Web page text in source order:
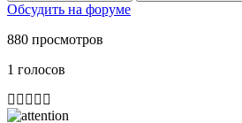
Обсудить на форуме
880 просмотров
1 голосов